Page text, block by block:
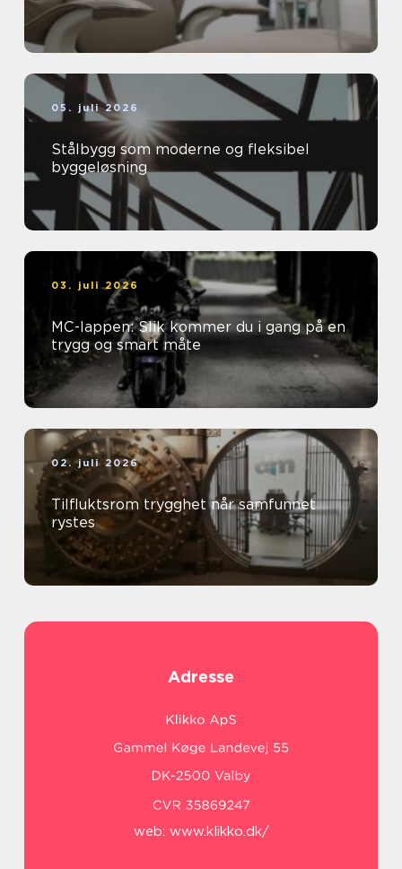
05. juli 2026
Stålbygg som moderne og fleksibel
byggeløsning
03. juli 2026
MC-lappen: Slik kommer du i gang på en
trygg og smart måte
02. juli 2026
Tilfluktsrom trygghet når samfunnet
rystes
Adresse
web: www.klikko.dk/